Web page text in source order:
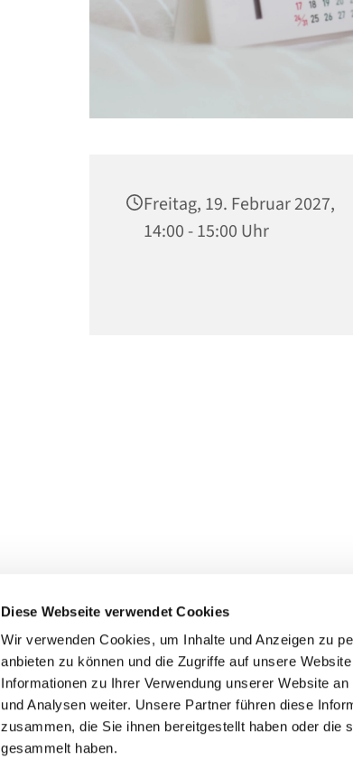
Diese Webseite verwendet Cookies
Wir verwenden Cookies, um Inhalte und Anzeigen zu
anbieten zu können und die Zugriffe auf unsere
Informationen zu Ihrer Verwendung unserer Website
und Analysen weiter. Unsere Partner führen diese
zusammen, die Sie ihnen bereitgestellt haben oder die
gesammelt haben.
Freitag, 19. Februar 2027,
14:00 - 15:00 Uhr
Veranstaltungen in der
Pfarrei
Kontakte